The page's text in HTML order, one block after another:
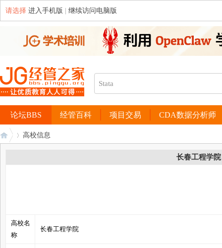
请选择 进入手机版 继续访问电脑版
经管百科 项目交易 CDA数据分析师
论坛BBS
高校信息
长春工程学院
高校名
称
长春工程学院